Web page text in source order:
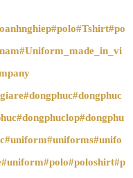
#polo#Tshirt#po
#Uniform_made_in_vi
#dongphuc#dongphuc
#dongphuclop#dongphu
#uniform#uniforms#unifo
#uniform#polo#poloshirt#p